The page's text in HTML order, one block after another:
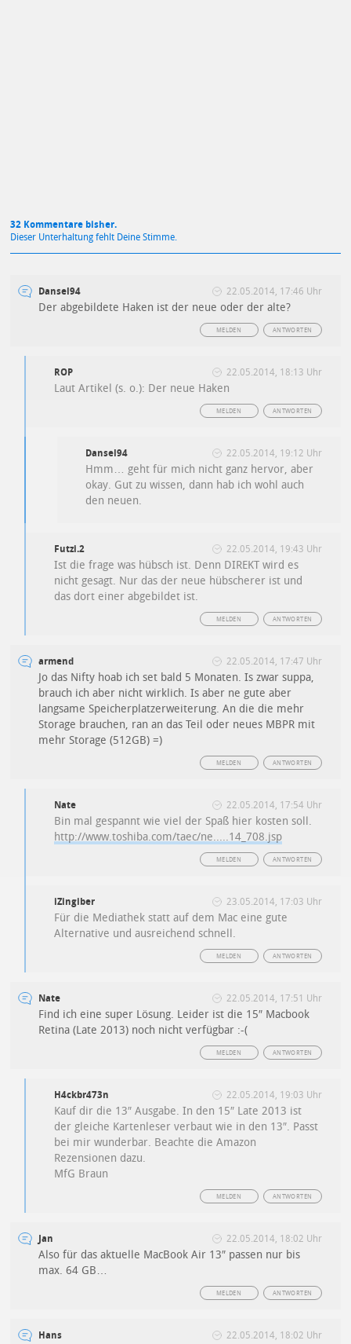
32 Kommentare bisher.
Dieser Unterhaltung fehlt Deine Stimme.
Dansel94 22.05.2014, 17:46 Uhr
Der abgebildete Haken ist der neue oder der alte?
ANTWORTEN
MELDEN
ROP 22.05.2014, 18:13 Uhr
Laut Artikel (s. o.): Der neue Haken
ANTWORTEN
MELDEN
Dansel94 22.05.2014, 19:12 Uhr
Hmm… geht für mich nicht ganz hervor, aber
okay. Gut zu wissen, dann hab ich wohl auch
den neuen.
Futzi.2 22.05.2014, 19:43 Uhr
Ist die frage was hübsch ist. Denn DIREKT wird es
nicht gesagt. Nur das der neue hübscherer ist und
das dort einer abgebildet ist.
ANTWORTEN
MELDEN
armend 22.05.2014, 17:47 Uhr
Jo das Nifty hoab ich set bald 5 Monaten. Is zwar suppa,
brauch ich aber nicht wirklich. Is aber ne gute aber
langsame Speicherplatzerweiterung. An die die mehr
Storage brauchen, ran an das Teil oder neues MBPR mit
mehr Storage (512GB) =)
ANTWORTEN
MELDEN
Nate 22.05.2014, 17:54 Uhr
Bin mal gespannt wie viel der Spaß hier kosten soll.
http://www.toshiba.com/taec/ne.....14_708.jsp
ANTWORTEN
MELDEN
iZingiber 23.05.2014, 17:03 Uhr
Für die Mediathek statt auf dem Mac eine gute
Alternative und ausreichend schnell.
ANTWORTEN
MELDEN
Nate 22.05.2014, 17:51 Uhr
Find ich eine super Lösung. Leider ist die 15″ Macbook
Retina (Late 2013) noch nicht verfügbar :-(
ANTWORTEN
MELDEN
H4ckbr473n 22.05.2014, 19:03 Uhr
Kauf dir die 13″ Ausgabe. In den 15″ Late 2013 ist
der gleiche Kartenleser verbaut wie in den 13″. Passt
bei mir wunderbar. Beachte die Amazon
Rezensionen dazu.
MfG Braun
ANTWORTEN
MELDEN
Jan 22.05.2014, 18:02 Uhr
Also für das aktuelle MacBook Air 13″ passen nur bis
max. 64 GB…
ANTWORTEN
MELDEN
Hans 22.05.2014, 18:02 Uhr